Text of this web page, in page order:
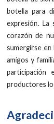
botella para
expresión. La
corazón de
sumergirse
amigos y
participación
productores